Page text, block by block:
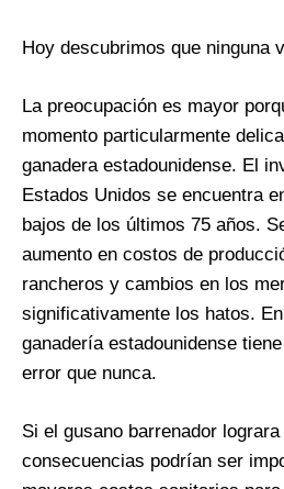
Hoy descubrimos que ninguna
La preocupación es mayor
momento particularmente
ganadera estadounidense. El
Estados Unidos se encuentra
bajos de los últimos 75 años.
aumento en costos de
rancheros y cambios en los
significativamente los hatos.
ganadería estadounidense
error que nunca.
Si el gusano barrenador
consecuencias podrían ser